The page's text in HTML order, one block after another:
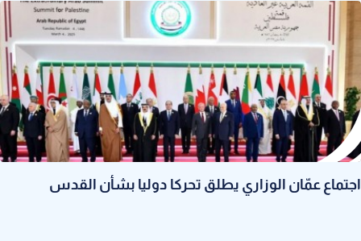
اجتماع عمّان الوزاري يطلق تحركا دوليا بشأن القدس